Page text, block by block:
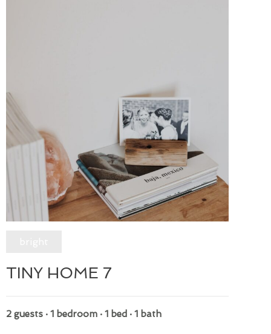
TINY HOME 7
2 guests · 1 bedroom · 1 bed · 1 bath